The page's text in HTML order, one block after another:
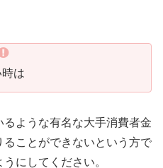
は
ような有名な大手消費者金
ことができないという方で
にしてください。